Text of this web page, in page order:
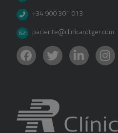
+34 900 301 013
paciente@clinicarotger.com